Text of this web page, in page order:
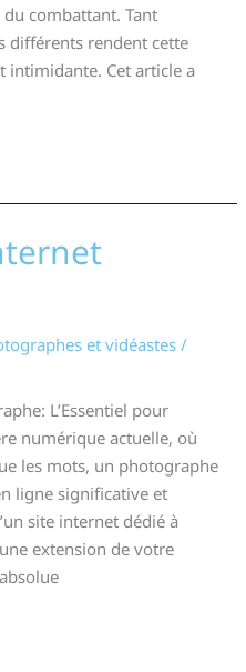
combattant. Tant
différents rendent cette
intimidante. Cet article a
et vidéastes/
L’Essentiel pour
numérique actuelle, où
les mots, un photographe
ligne significative et
site internet dédié à
extension de votre